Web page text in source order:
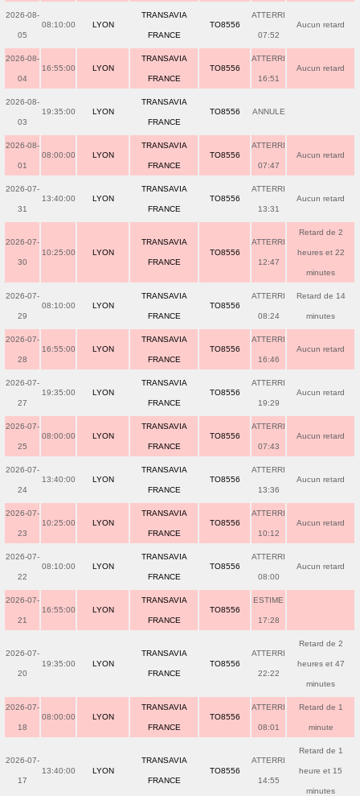
2026-08-
05
08:10:00 LYON
TRANSAVIA
FRANCE
TO8556
ATTERRI
07:52
Aucun retard
2026-08-
04
16:55:00 LYON
TRANSAVIA
FRANCE
TO8556
ATTERRI
16:51
Aucun retard
2026-08-
03
19:35:00 LYON
TRANSAVIA
FRANCE
TO8556 ANNULE
2026-08-
01
08:00:00 LYON
TRANSAVIA
FRANCE
TO8556
ATTERRI
07:47
Aucun retard
2026-07-
31
13:40:00 LYON
TRANSAVIA
FRANCE
TO8556
ATTERRI
13:31
Aucun retard
2026-07-
30
10:25:00 LYON
TRANSAVIA
FRANCE
TO8556
ATTERRI
12:47
Retard de 2
heures et 22
minutes
2026-07-
29
08:10:00 LYON
TRANSAVIA
FRANCE
TO8556
ATTERRI
08:24
Retard de 14
minutes
2026-07-
28
16:55:00 LYON
TRANSAVIA
FRANCE
TO8556
ATTERRI
16:46
Aucun retard
2026-07-
27
19:35:00 LYON
TRANSAVIA
FRANCE
TO8556
ATTERRI
19:29
Aucun retard
2026-07-
25
08:00:00 LYON
TRANSAVIA
FRANCE
TO8556
ATTERRI
07:43
Aucun retard
2026-07-
24
13:40:00 LYON
TRANSAVIA
FRANCE
TO8556
ATTERRI
13:36
Aucun retard
2026-07-
23
10:25:00 LYON
TRANSAVIA
FRANCE
TO8556
ATTERRI
10:12
Aucun retard
2026-07-
22
08:10:00 LYON
TRANSAVIA
FRANCE
TO8556
ATTERRI
08:00
Aucun retard
2026-07-
21
16:55:00 LYON
TRANSAVIA
FRANCE
TO8556
ESTIME
17:28
2026-07-
20
19:35:00 LYON
TRANSAVIA
FRANCE
TO8556
ATTERRI
22:22
Retard de 2
heures et 47
minutes
2026-07-
18
08:00:00 LYON
TRANSAVIA
FRANCE
TO8556
ATTERRI
08:01
Retard de 1
minute
2026-07-
17
13:40:00 LYON
TRANSAVIA
FRANCE
TO8556
ATTERRI
14:55
Retard de 1
heure et 15
minutes